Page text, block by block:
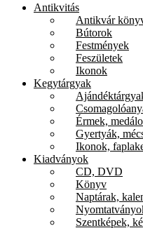
Antikvitás
Antikvár
Bútorok
Festmények
Feszületek
Ikonok
Kegytárgyak
Érmek,
Gyertyák,
Ikonok,
Kiadványok
CD, DVD
Könyv
Naptárak,
Szentképek,